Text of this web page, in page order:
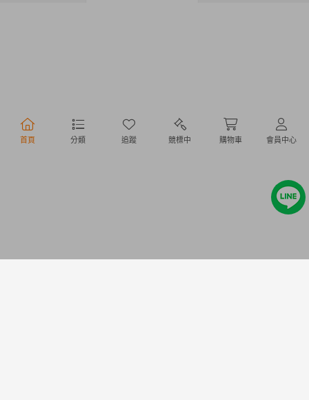
首頁 分類 追蹤 競標中 購物車 會員中心
行動購物